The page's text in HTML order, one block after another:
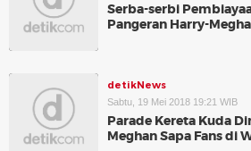
Serba-serbi
Pangeran Harry-
detikNews
Sabtu, 19 Mei 2018 19:21 WIB
Parade Kereta Kuda
Meghan Sapa Fans di